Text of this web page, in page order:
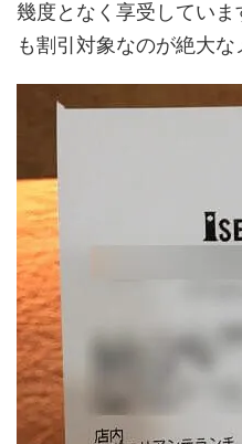
幾度となく享受してい
も割引対象なのが絶大な